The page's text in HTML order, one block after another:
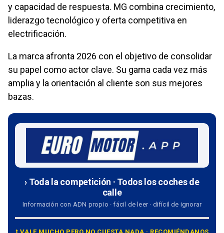
y capacidad de respuesta. MG combina crecimiento,
liderazgo tecnológico y oferta competitiva en
electrificación.
La marca afronta 2026 con el objetivo de consolidar
su papel como actor clave. Su gama cada vez más
amplia y la orientación al cliente son sus mejores
bazas.
› Toda la competición · Todos los coches de
calle
Información con ADN propio · fácil de leer · difícil de ignorar